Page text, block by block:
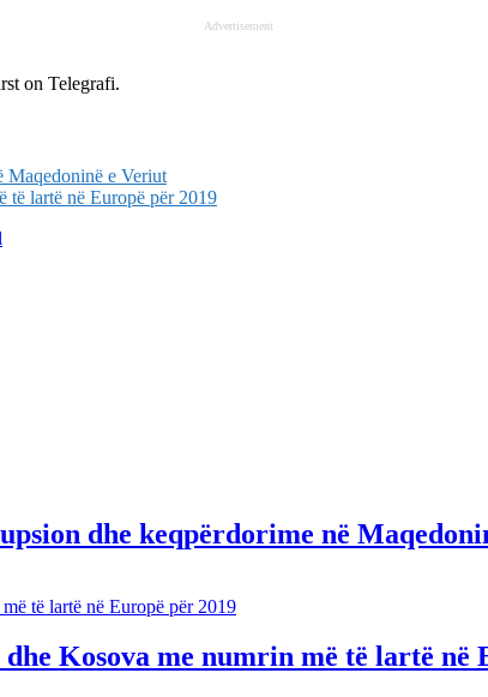
Advertisement
on Telegrafi.
Maqedoninë e Veriut
të lartë në Europë për 2019
dhe keqpërdorime në
Kosova me numrin më të lartë në